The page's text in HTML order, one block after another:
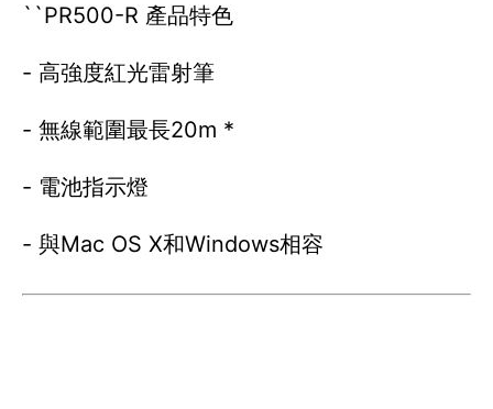
``PR500-R 產品特色
- 高強度紅光雷射筆
- 無線範圍最長20m *
- 電池指示燈
- 與Mac OS X和Windows相容